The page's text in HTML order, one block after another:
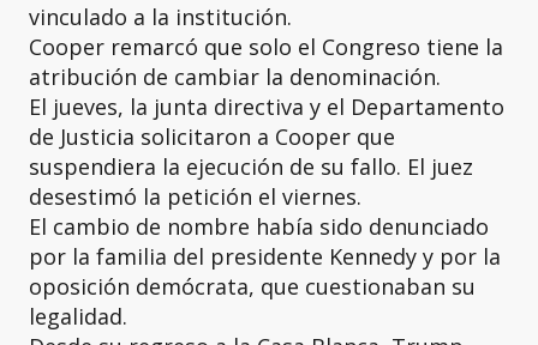
vinculado a la institución.
Cooper remarcó que solo el Congreso tiene la
atribución de cambiar la denominación.
El jueves, la junta directiva y el Departamento
de Justicia solicitaron a Cooper que
suspendiera la ejecución de su fallo. El juez
desestimó la petición el viernes.
El cambio de nombre había sido denunciado
por la familia del presidente Kennedy y por la
oposición demócrata, que cuestionaban su
legalidad.